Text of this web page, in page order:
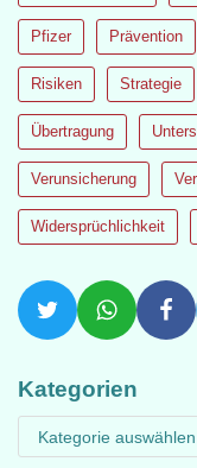
Pfizer Prävention
Risiken Strategie
Übertragung
Verunsicherung
Widersprüchlichkeit
Kategorien